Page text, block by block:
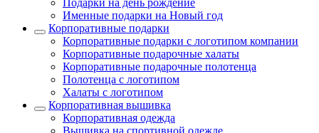
Подарки на день рождение
Именные подарки на Новый год
Корпоративные подарки
Корпоративные подарки с логотипом компании
Корпоративные подарочные халаты
Корпоративные подарочные полотенца
Полотенца с логотипом
Халаты с логотипом
Корпоративная вышивка
Корпоративная одежда